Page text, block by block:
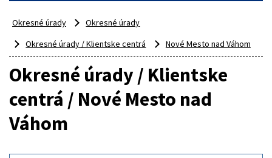
Okresné úrady
Okresné úrady
Okresné úrady / Klientske centrá
Nové Mesto nad Váhom
Okresné úrady / Klientske
centrá / Nové Mesto nad
Váhom